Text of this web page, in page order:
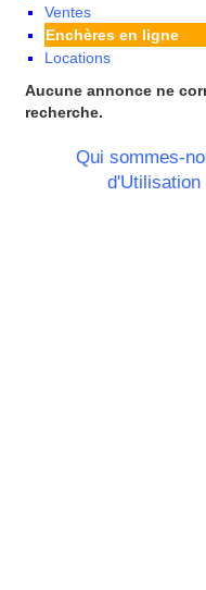
Mayotte
Midi Pyrenees -
Portugal
Nord Pas de Calais -
Pays Bas
Picardie
Poitou Charentes
Principauté de Monaco
Ventes
Enchères en ligne
Locations
Aucune annonce ne
recherche.
Qui sommes-
d'Utilisation